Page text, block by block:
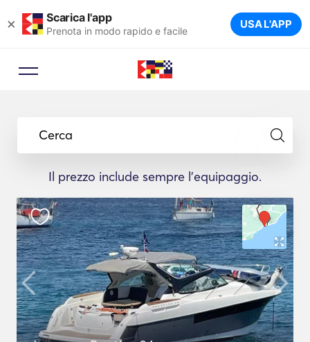
× Scarica l'app
Prenota in modo rapido e facile USA L'APP
Cerca
Il prezzo include sempre l'equipaggio.